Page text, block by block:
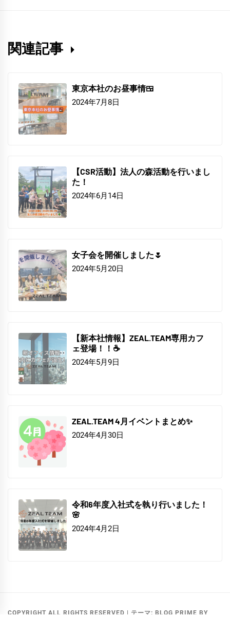
関連記事
東京本社のお昼事情🍱
2024年7月8日
【CSR活動】法人の森活動を行いまし
た！
2024年6月14日
女子会を開催しました🌷
2024年5月20日
【新本社情報】ZEAL.TEAM専用カフ
ェ登場！！☕
2024年5月9日
ZEAL.TEAM 4月イベントまとめ✨
2024年4月30日
令和6年度入社式を執り行いました！
🌸
2024年4月2日
COPYRIGHT ALL RIGHTS RESERVED | テーマ: BLOG PRIME BY